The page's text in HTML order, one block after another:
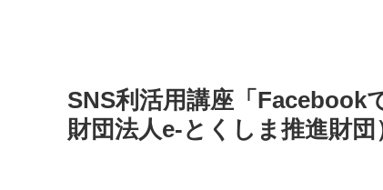
SNS利活用講座「Facebook
財団法人e-とくしま推進財団